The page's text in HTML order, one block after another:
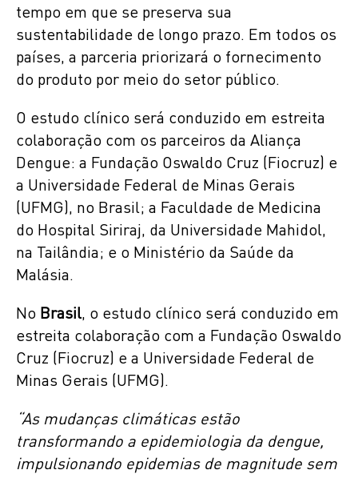
tempo em que se preserva sua
sustentabilidade de longo prazo. Em todos os
países, a parceria priorizará o fornecimento
do produto por meio do setor público.
O estudo clínico será conduzido em estreita
colaboração com os parceiros da Aliança
Dengue: a Fundação Oswaldo Cruz (Fiocruz) e
a Universidade Federal de Minas Gerais
(UFMG), no Brasil; a Faculdade de Medicina
do Hospital Siriraj, da Universidade Mahidol,
na Tailândia; e o Ministério da Saúde da
Malásia.
No Brasil, o estudo clínico será conduzido em
estreita colaboração com a Fundação Oswaldo
Cruz (Fiocruz) e a Universidade Federal de
Minas Gerais (UFMG).
“As mudanças climáticas estão
transformando a epidemiologia da dengue,
impulsionando epidemias de magnitude sem